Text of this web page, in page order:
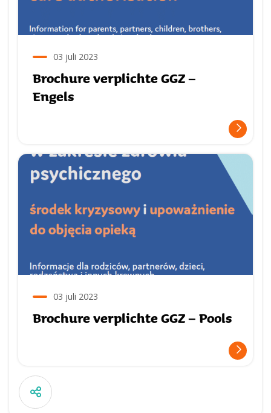
03 juli 2023
Brochure verplichte GGZ –
Engels
03 juli 2023
Brochure verplichte GGZ – Pools